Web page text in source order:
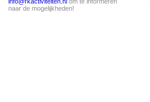
naar de mogelijkheden!